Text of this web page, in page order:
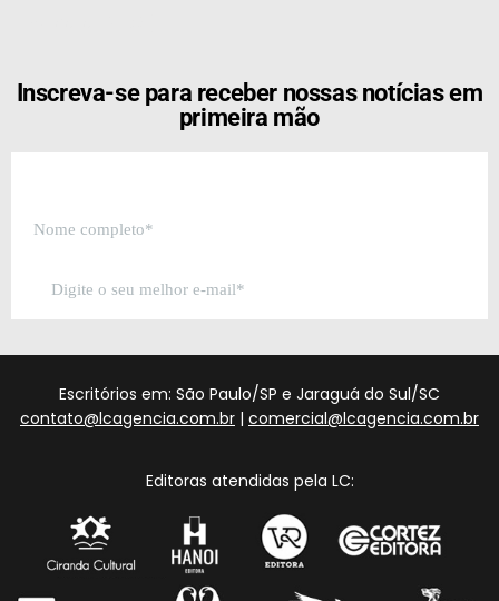
Inscreva-se para receber nossas notícias em
primeira mão
Escritórios em: São Paulo/SP e Jaraguá do Sul/SC
contato@lcagencia.com.br | comercial@lcagencia.com.br
Editoras atendidas pela LC: